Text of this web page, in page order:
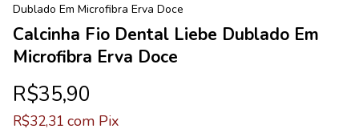
Dublado Em Microfibra Erva Doce
Calcinha Fio Dental Liebe Dublado Em
Microfibra Erva Doce
R$35,90
R$32,31 com Pix